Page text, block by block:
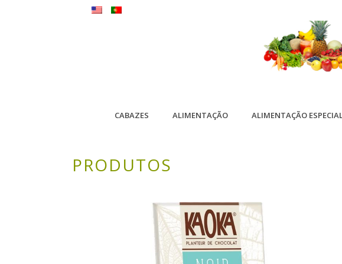
CABAZES ALIMENTAÇÃO ALIMENTAÇÃO
PRODUTOS